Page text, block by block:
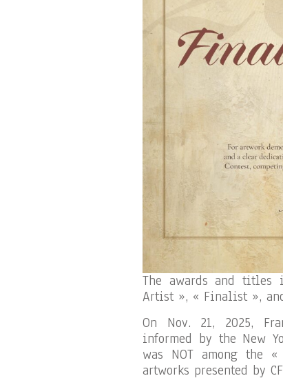
The awards and titles
Artist », « Finalist »,
On Nov. 21, 2025,
informed by the New
was NOT among the
artworks presented by